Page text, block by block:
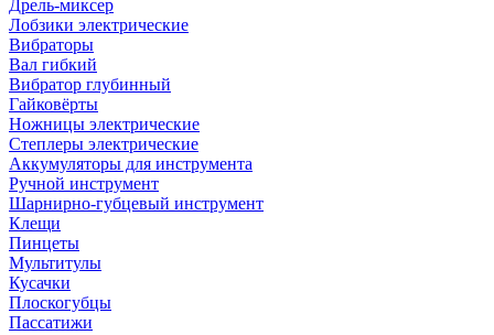
Дрель-миксер
Лобзики электрические
Вибраторы
Вал гибкий
Вибратор глубинный
Гайковёрты
Ножницы электрические
Степлеры электрические
Аккумуляторы для инструмента
Ручной инструмент
Шарнирно-губцевый инструмент
Клещи
Пинцеты
Мультитулы
Кусачки
Плоскогубцы
Пассатижи